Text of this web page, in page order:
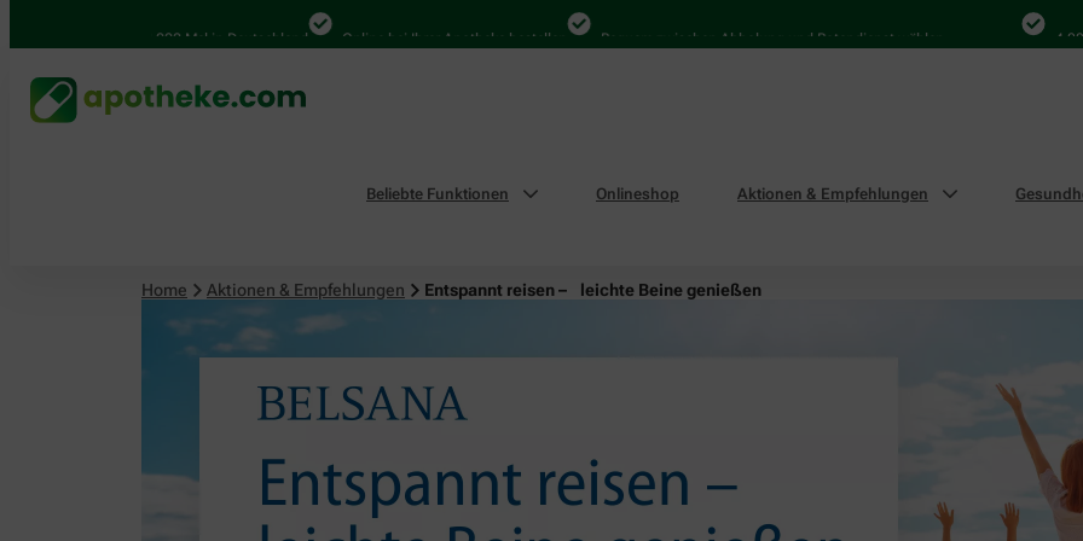
4.000 Mal in Deutschland Online bei Ihrer Apotheke bestellen Bequem zwischen Abholung und Botendienst wählen 4.000 Mal
Beliebte Funktionen Onlineshop Aktionen & Empfehlungen
Home Aktionen & Empfehlungen Entspannt reisen – leichte Beine genießen